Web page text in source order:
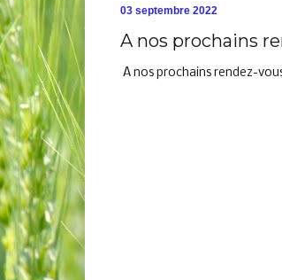
03 septembre 2022
A nos prochains
A nos prochains rendez-